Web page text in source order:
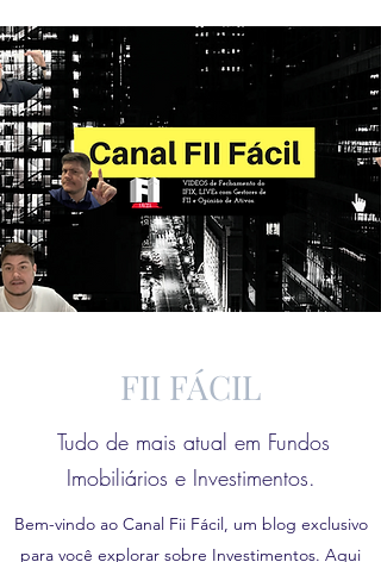
FII FÁCIL
Tudo de mais atual em Fundos
Imobiliários e Investimentos.
Bem-vindo ao Canal Fii Fácil, um blog exclusivo
para você explorar sobre Investimentos. Aqui